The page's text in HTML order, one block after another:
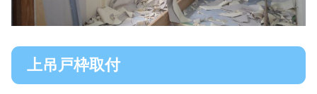
上吊戸枠取付